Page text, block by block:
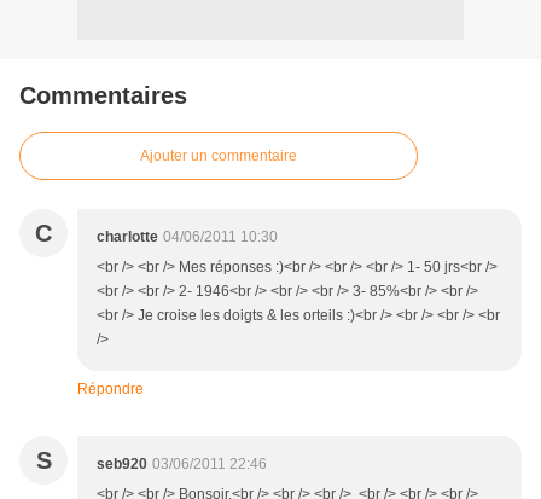
Commentaires
Ajouter un commentaire
C charlotte 04/06/2011 10:30
<br /> <br /> Mes réponses :)<br /> <br /> <br /> 1- 50 jrs<br />
<br /> <br /> 2- 1946<br /> <br /> <br /> 3- 85%<br /> <br />
<br /> Je croise les doigts & les orteils :)<br /> <br /> <br /> <br
/>
Répondre
S seb920 03/06/2011 22:46
<br /> <br /> Bonsoir,<br /> <br /> <br /> <br /> <br /> <br />